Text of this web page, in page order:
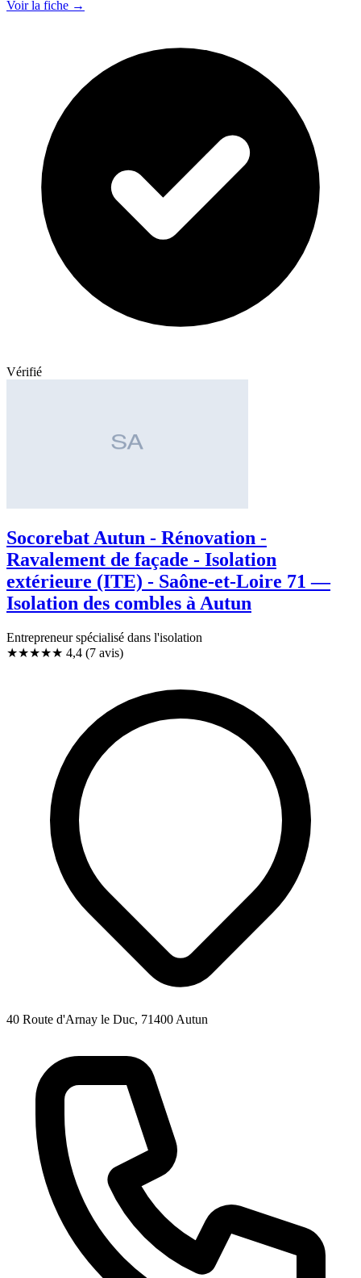
Voir la fiche →
Vérifié
Socorebat Autun - Rénovation -
Ravalement de façade - Isolation
extérieure (ITE) - Saône-et-Loire 71 —
Isolation des combles à Autun
Entrepreneur spécialisé dans l'isolation
★★★★★ 4,4 (7 avis)
40 Route d'Arnay le Duc, 71400 Autun